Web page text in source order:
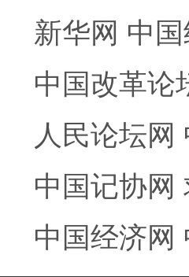
新华网 中
中国改革论
人民论坛网
中国记协网
中国经济网